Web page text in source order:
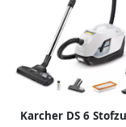
Karcher DS 6